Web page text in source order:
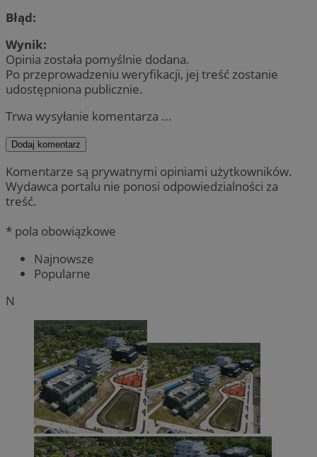
Błąd:
Wynik:
Opinia została pomyślnie dodana.
Po przeprowadzeniu weryfikacji, jej treść zostanie
udostępniona publicznie.
Trwa wysyłanie komentarza ...
Dodaj komentarz
Komentarze są prywatnymi opiniami użytkowników.
Wydawca portalu nie ponosi odpowiedzialności za
treść.
* pola obowiązkowe
Najnowsze
Popularne
N